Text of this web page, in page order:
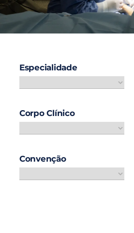
consultas seguras
Marcar consulta
Especialidade
Corpo Clínico
Convenção